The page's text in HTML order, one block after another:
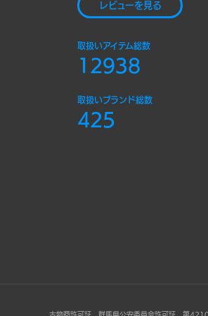
レビューを見る
取扱いアイテム総数
12938
取扱いブランド総数
425
古物商許可証 群馬県公安委員会許可証 第